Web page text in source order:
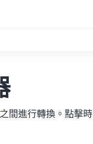
間進行轉換。點擊時